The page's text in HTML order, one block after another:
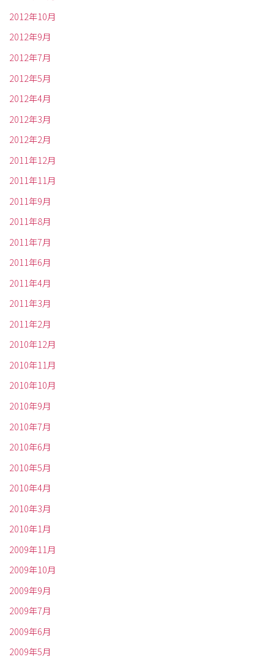
2012年10月
2012年9月
2012年7月
2012年5月
2012年4月
2012年3月
2012年2月
2011年12月
2011年11月
2011年9月
2011年8月
2011年7月
2011年6月
2011年4月
2011年3月
2011年2月
2010年12月
2010年11月
2010年10月
2010年9月
2010年7月
2010年6月
2010年5月
2010年4月
2010年3月
2010年1月
2009年11月
2009年10月
2009年9月
2009年7月
2009年6月
2009年5月